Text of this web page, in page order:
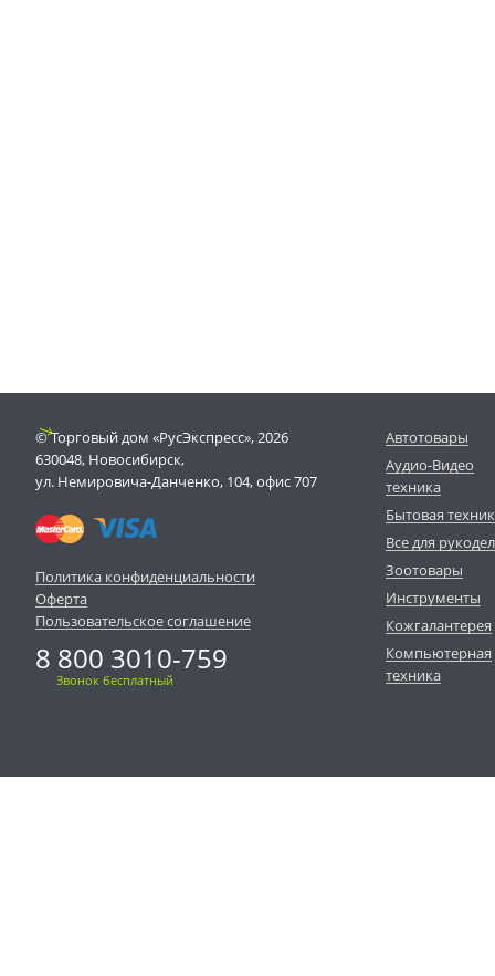
© Торговый дом «РусЭкспресс», 2026
630048, Новосибирск,
ул. Немировича-Данченко, 104, офис 707
Политика конфиденциальности
Оферта
Пользовательское соглашение
8 800 3010-759
Звонок бесплатный
Автотовары
Аудио-Видео
техника
Бытовая
Все для
Зоотовары
Инструменты
Кожгалантерея
Компьютерная
техника